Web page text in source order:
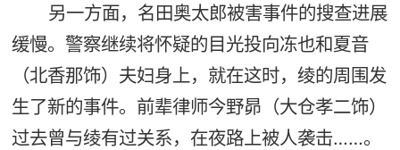
另一方面，名田奥太郎被害事件的搜查进展
缓慢。警察继续将怀疑的目光投向冻也和夏音
（北香那饰）夫妇身上，就在这时，绫的周围发
生了新的事件。前辈律师今野昴（大仓孝二饰）
过去曾与绫有过关系，在夜路上被人袭击……。